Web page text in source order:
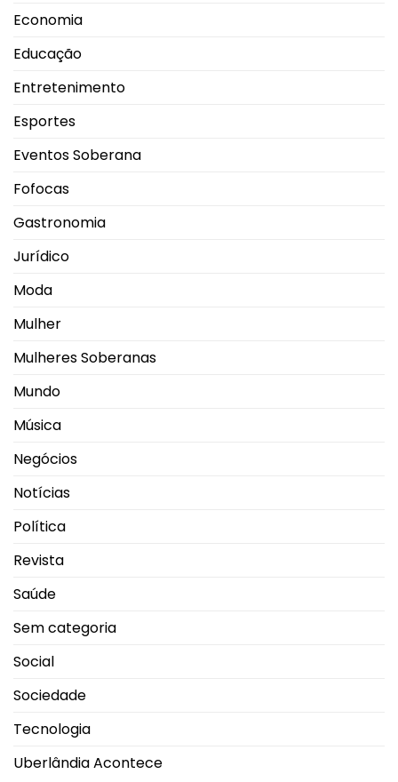
Economia
Educação
Entretenimento
Esportes
Eventos Soberana
Fofocas
Gastronomia
Jurídico
Moda
Mulher
Mulheres Soberanas
Mundo
Música
Negócios
Notícias
Política
Revista
Saúde
Sem categoria
Social
Sociedade
Tecnologia
Uberlândia Acontece